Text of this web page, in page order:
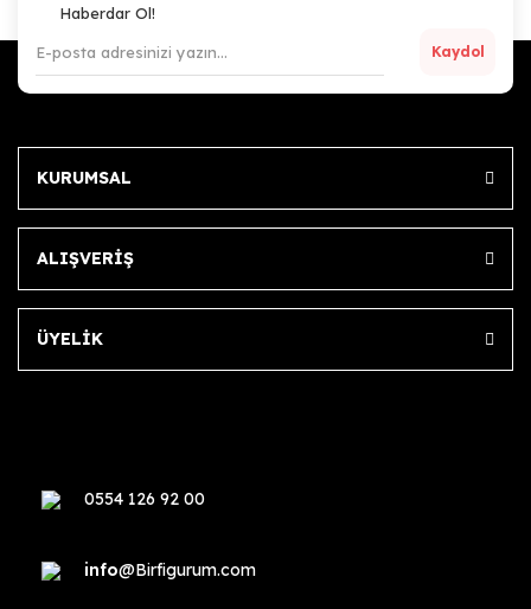
Haberdar Ol!
Kaydol
KURUMSAL
ALIŞVERİŞ
ÜYELİK
0554 126 92 00
info@Birfigurum.com